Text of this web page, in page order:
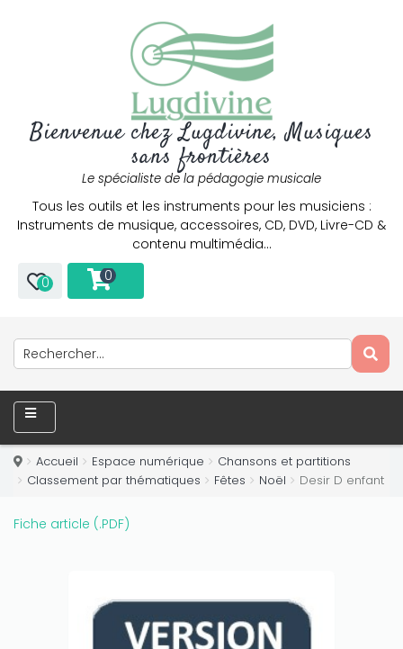
Bienvenue chez Lugdivine, Musiques
sans frontières
Le spécialiste de la pédagogie musicale
Tous les outils et les instruments pour les musiciens :
Instruments de musique, accessoires, CD, DVD, Livre-CD &
contenu multimédia…
0 0
Accueil Espace numérique
Chansons et partitions
Classement par thématiques
Fêtes Noël Desir D enfant
Fiche article (.PDF)